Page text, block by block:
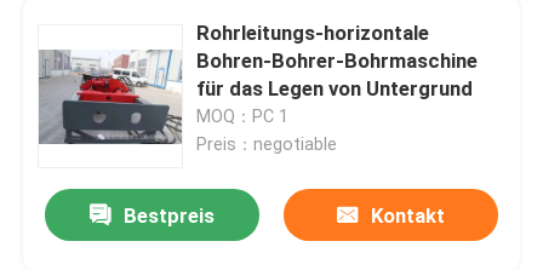
Rohrleitungs-horizontale
Bohren-Bohrer-Bohrmaschine
für das Legen von Untergrund
MOQ：PC 1
Preis：negotiable
Bestpreis Kontakt